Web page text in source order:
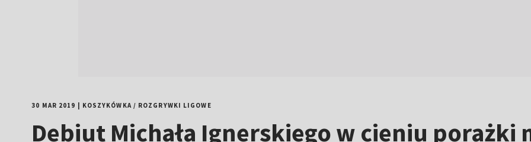
30 MAR 2019 KOSZYKÓWKA/ ROZGRYWKI LIGOWE
Debiut Michała Ignerskiego w cieniu porażki